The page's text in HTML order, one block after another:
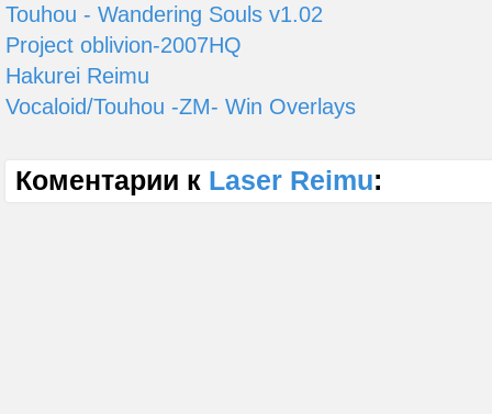
Touhou - Wandering Souls v1.02
Project oblivion-2007HQ
Hakurei Reimu
Vocaloid/Touhou -ZM- Win Overlays
Коментарии к Laser Reimu: